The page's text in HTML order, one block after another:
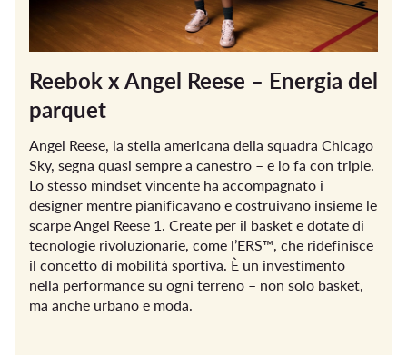
Reebok x Angel Reese – Energia del
parquet
Angel Reese, la stella americana della squadra Chicago
Sky, segna quasi sempre a canestro – e lo fa con triple.
Lo stesso mindset vincente ha accompagnato i
designer mentre pianificavano e costruivano insieme le
scarpe Angel Reese 1. Create per il basket e dotate di
tecnologie rivoluzionarie, come l’ERS™, che ridefinisce
il concetto di mobilità sportiva. È un investimento
nella performance su ogni terreno – non solo basket,
ma anche urbano e moda.